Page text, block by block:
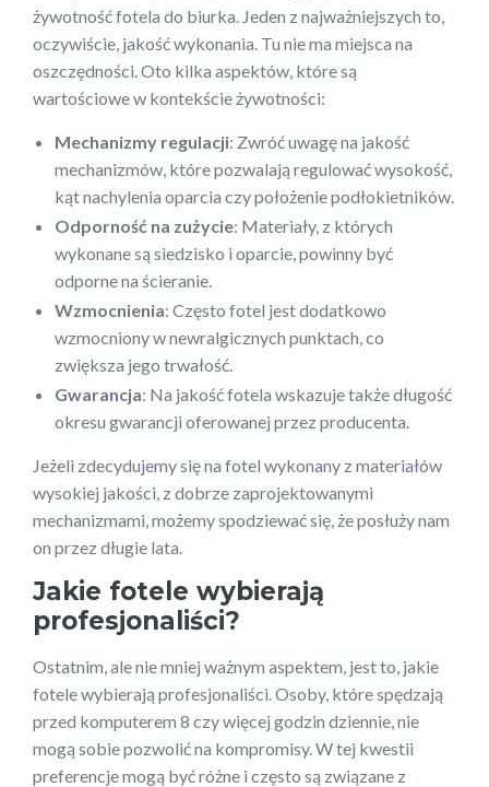
żywotność fotela do biurka. Jeden z najważniejszych to,
oczywiście, jakość wykonania. Tu nie ma miejsca na
oszczędności. Oto kilka aspektów, które są
wartościowe w kontekście żywotności:
Mechanizmy regulacji: Zwróć uwagę na jakość
mechanizmów, które pozwalają regulować wysokość,
kąt nachylenia oparcia czy położenie podłokietników.
Odporność na zużycie: Materiały, z których
wykonane są siedzisko i oparcie, powinny być
odporne na ścieranie.
Wzmocnienia: Często fotel jest dodatkowo
wzmocniony w newralgicznych punktach, co
zwiększa jego trwałość.
Gwarancja: Na jakość fotela wskazuje także długość
okresu gwarancji oferowanej przez producenta.
Jeżeli zdecydujemy się na fotel wykonany z materiałów
wysokiej jakości, z dobrze zaprojektowanymi
mechanizmami, możemy spodziewać się, że posłuży nam
on przez długie lata.
Jakie fotele wybierają
profesjonaliści?
Ostatnim, ale nie mniej ważnym aspektem, jest to, jakie
fotele wybierają profesjonaliści. Osoby, które spędzają
przed komputerem 8 czy więcej godzin dziennie, nie
mogą sobie pozwolić na kompromisy. W tej kwestii
preferencje mogą być różne i często są związane z